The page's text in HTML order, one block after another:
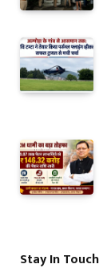
Stay In Touch